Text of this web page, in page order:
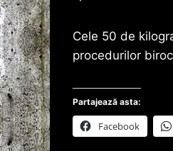
Cele 50 de
procedurilor
Partajează asta:
Facebook